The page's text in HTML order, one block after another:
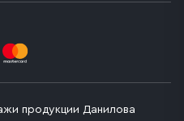
продукции Данилова